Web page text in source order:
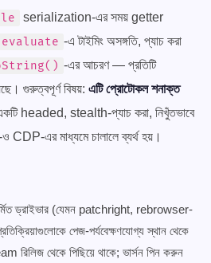
serialization-এর সময় getter
-এ টাইমিং অসঙ্গতি, প্যাচ করা
-এর আচরণ — প্রতিটি
গুরুত্বপূর্ণ বিষয়: এটি প্রোটোকল শনাক্ত
headed, stealth-প্যাচ করা, নিখুঁতভাবে
এর মাধ্যমে চালালে ব্যর্থ হয়।
ড্রাইভার (যেমন patchright, rebrowser-
পেজ-পর্যবেক্ষণযোগ্য স্থান থেকে
রিলিজ থেকে পিছিয়ে থাকে; ভার্সন পিন করুন